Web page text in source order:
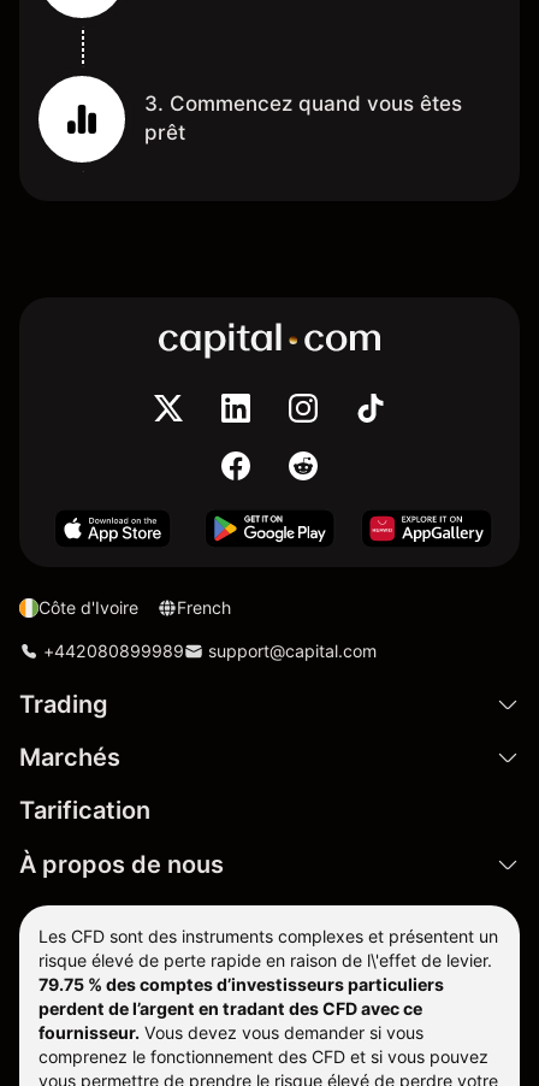
3. Commencez quand vous êtes
prêt
Côte d'Ivoire French
+442080899989 support@capital.com
Trading
Marchés
Tarification
À propos de nous
Les CFD sont des instruments complexes et présentent un
risque élevé de perte rapide en raison de l\'effet de levier.
79.75 % des comptes d’investisseurs particuliers
perdent de l’argent en tradant des CFD avec ce
fournisseur. Vous devez vous demander si vous
comprenez le fonctionnement des CFD et si vous pouvez
vous permettre de prendre le risque élevé de perdre votre